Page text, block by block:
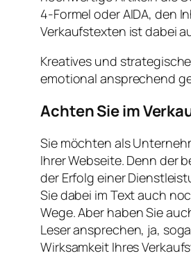
4-Formel oder AIDA, den
Verkaufstexten ist dabei
Kreatives und
emotional ansprechend
Achten Sie im
Sie möchten als
Ihrer Webseite. Denn der
der Erfolg einer
Sie dabei im Text auch
Wege. Aber haben Sie
Leser ansprechen, ja,
Wirksamkeit Ihres